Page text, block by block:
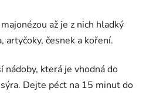
až je z nich hladký
česnek a koření.
která je vhodná do
Dejte péct na 15 minut do